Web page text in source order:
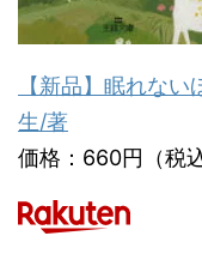
【新品】眠れな
生/著
価格：660円（税